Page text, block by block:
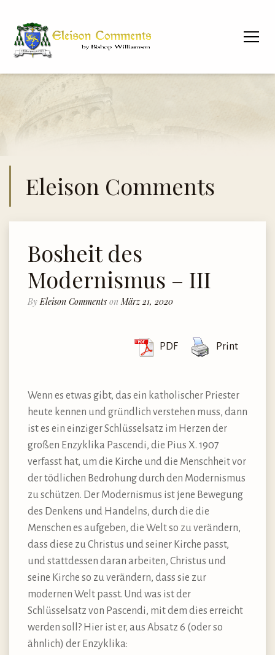
Eleison Comments
Bosheit des
Modernismus – III
By Eleison Comments on März 21, 2020
PDF Print
Wenn es etwas gibt, das ein katholischer Priester
heute kennen und gründlich verstehen muss, dann
ist es ein einziger Schlüsselsatz im Herzen der
großen Enzyklika Pascendi, die Pius X. 1907
verfasst hat, um die Kirche und die Menschheit vor
der tödlichen Bedrohung durch den Modernismus
zu schützen. Der Modernismus ist jene Bewegung
des Denkens und Handelns, durch die die
Menschen es aufgeben, die Welt so zu verändern,
dass diese zu Christus und seiner Kirche passt,
und stattdessen daran arbeiten, Christus und
seine Kirche so zu verändern, dass sie zur
modernen Welt passt. Und was ist der
Schlüsselsatz von Pascendi, mit dem dies erreicht
werden soll? Hier ist er, aus Absatz 6 (oder so
ähnlich) der Enzyklika: